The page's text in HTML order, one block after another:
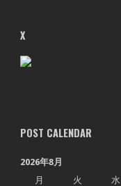
X
POST CALENDAR
2026年8月
月
火 水